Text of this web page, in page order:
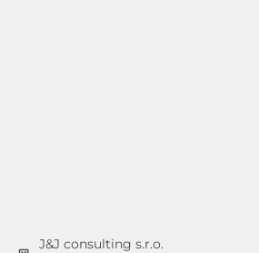
J&J consulting s.r.o.